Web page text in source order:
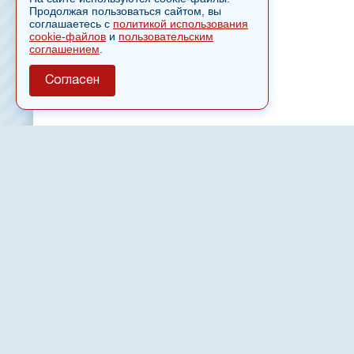
Продолжая пользоваться сайтом, вы
соглашаетесь с политикой использования
cookie-файлов и пользовательским
соглашением
Согласен